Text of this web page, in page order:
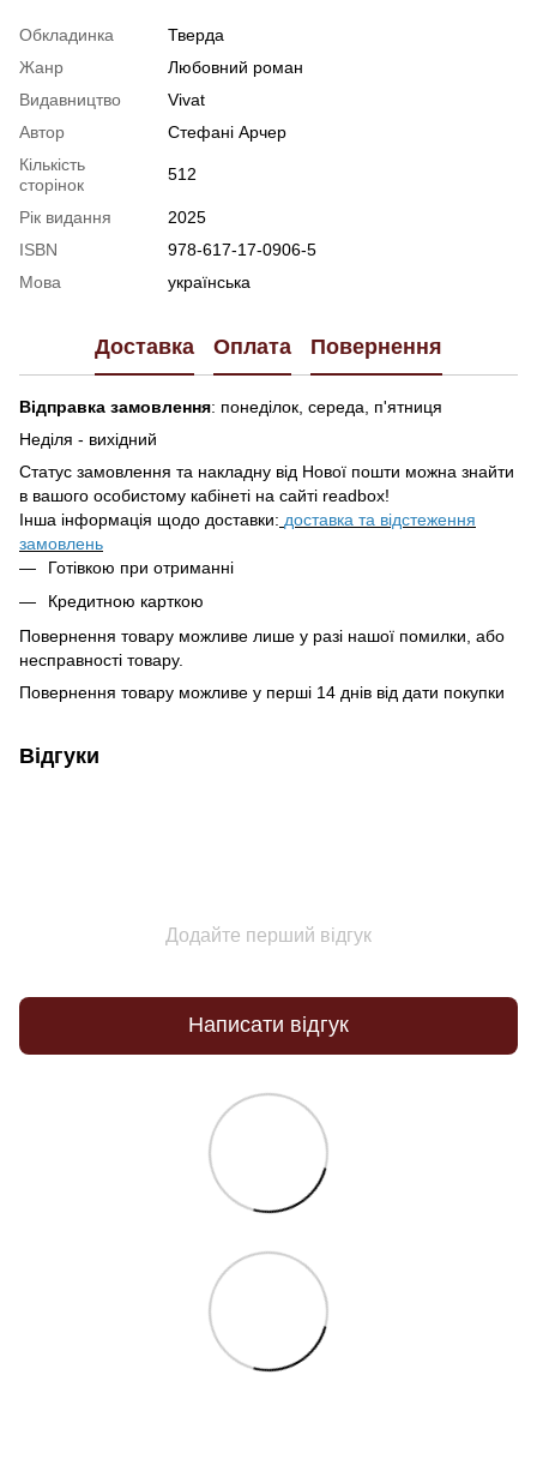
Обкладинка
Тверда
Жанр
Любовний роман
Видавництво
Vivat
Автор
Стефані Арчер
Кількість
сторінок
512
Рік видання
2025
ISBN
978-617-17-0906-5
Мова
українська
Доставка Оплата Повернення
Відправка замовлення: понеділок, середа, п'ятниця
Неділя - вихідний
Статус замовлення та накладну від Нової пошти можна знайти
в вашого особистому кабінеті на сайті readbox!
Інша інформація щодо доставки: доставка та відстеження
замовлень
Готівкою при отриманні
Кредитною карткою
Повернення товару можливе лише у разі нашої помилки, або
несправності товару.
Повернення товару можливе у перші 14 днів від дати покупки
Відгуки
Додайте перший відгук
Написати відгук